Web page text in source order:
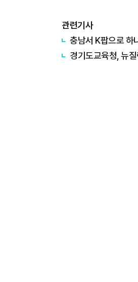
관련기사
충남서 K팝으로 하
경기도교육청, 뉴